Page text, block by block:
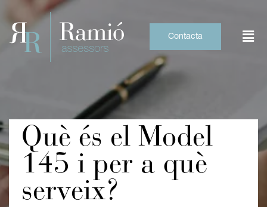
content
Contacta
Què és el Model
145 i per a què
serveix?